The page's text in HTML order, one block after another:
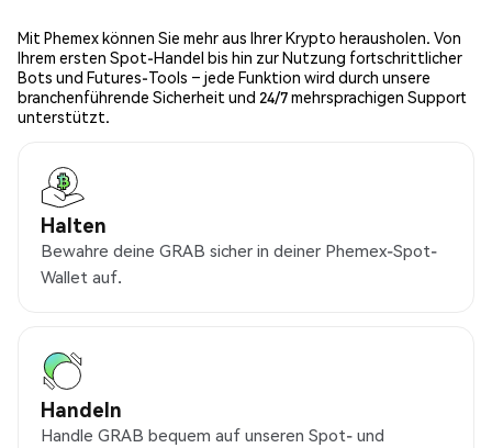
Mit Phemex können Sie mehr aus Ihrer Krypto herausholen. Von
Ihrem ersten Spot-Handel bis hin zur Nutzung fortschrittlicher
Bots und Futures-Tools – jede Funktion wird durch unsere
branchenführende Sicherheit und 24/7 mehrsprachigen Support
unterstützt.
Halten
Bewahre deine GRAB sicher in deiner Phemex-Spot-
Wallet auf.
Handeln
Handle GRAB bequem auf unseren Spot- und